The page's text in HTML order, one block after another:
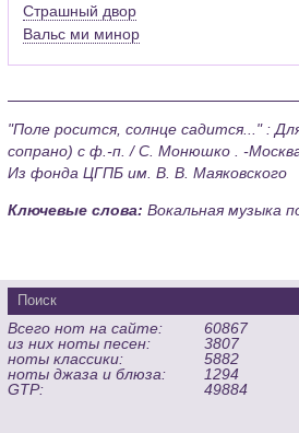
Страшный двор
Вальс ми минор
"Поле росится, солнце садится..." :
сопрано) с ф.-п. / С. Монюшко . -
Из фонда ЦГПБ им. В. В. Маяковского
Ключевые слова:Вокальная музыка
Всего нот на сайте:
60867
из них ноты песен:
3807
ноты классики:
5882
ноты джаза и блюза:
1294
GTP:
49884